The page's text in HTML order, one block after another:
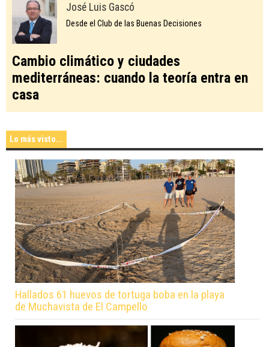
José Luis Gascó
Desde el Club de las Buenas Decisiones
Cambio climático y ciudades
mediterráneas: cuando la teoría entra en
casa
Lo más visto...
Hallados 61 huevos de tortuga boba en la playa
de Muchavista de El Campello